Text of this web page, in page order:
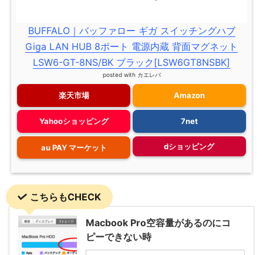
BUFFALO｜バッファロー ギガ スイッチングハブ
Giga LAN HUB 8ポート 電源内蔵 背面マグネット
LSW6-GT-8NS/BK ブラック[LSW6GT8NSBK]
posted with カエレバ
楽天市場 Amazon
Yahooショッピング 7net
au PAY マーケット dショッピング
こちらもCHECK
Macbook Pro空容量があるのにコ
ピーできない時